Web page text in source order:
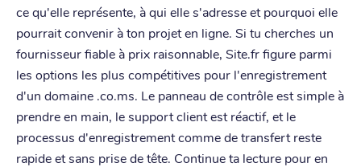
ce qu'elle représente, à qui elle s'adresse et pourquoi elle
pourrait convenir à ton projet en ligne. Si tu cherches un
fournisseur fiable à prix raisonnable, Site.fr figure parmi
les options les plus compétitives pour l'enregistrement
d'un domaine .co.ms. Le panneau de contrôle est simple à
prendre en main, le support client est réactif, et le
processus d'enregistrement comme de transfert reste
rapide et sans prise de tête. Continue ta lecture pour en